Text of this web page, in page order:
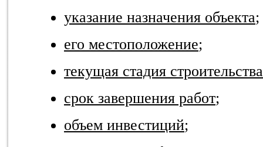
указание назначения объекта;
его местоположение;
текущая стадия строительства
срок завершения работ;
объем инвестиций;